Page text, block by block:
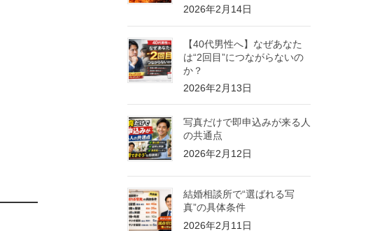
2026年2月14日
【40代男性へ】なぜあなた
は“2回目”につながらないの
か？
2026年2月13日
写真だけで即申込みが来る人
の共通点
2026年2月12日
結婚相談所で“選ばれる写
真”の具体条件
2026年2月11日